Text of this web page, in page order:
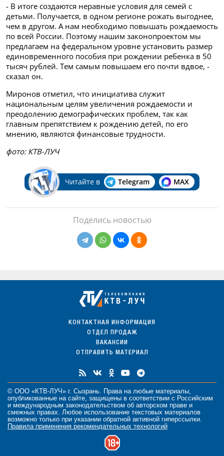
- В итоге создаются неравные условия для семей с
детьми. Получается, в одном регионе рожать выгоднее,
чем в другом. А нам необходимо повышать рождаемость
по всей России. Поэтому нашим законопроектом мы
предлагаем на федеральном уровне установить размер
единовременного пособия при рождении ребенка в 50
тысяч рублей. Тем самым повышаем его почти вдвое, -
сказал он.
Миронов отметил, что инициатива служит
национальным целям увеличения рождаемости и
преодолению демографических проблем, так как
главным препятствием к рождению детей, по его
мнению, являются финансовые трудности.
фото: КТВ-ЛУЧ
Читайте в Telegram MAX
Поделись новостью
КОНТАКТНАЯ ИНФОРМАЦИЯ
ОТДЕЛ ПРОДАЖ
ВАКАНСИИ
ОТПРАВИТЬ МАТЕРИАЛ
© ООО «КТВ-ЛУЧ» г. Сызрань. Права на любые материалы
опубликованные на сайте, защищены в соответствии с Российским
и международным законодательством об авторском праве и
смежных правах. Любое использование текстовых материалов
возможно только при указании обратной активной гиперссылки.
Правила применения рекомендательных технологий